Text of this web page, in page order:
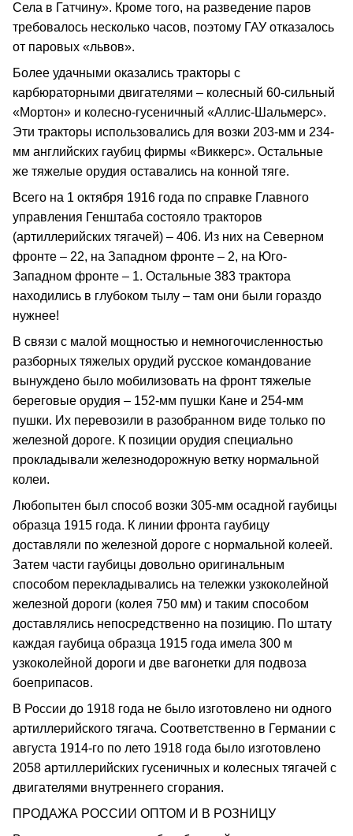
Села в Гатчину». Кроме того, на разведение паров
требовалось несколько часов, поэтому ГАУ отказалось
от паровых «львов».
Более удачными оказались тракторы с
карбюраторными двигателями – колесный 60-сильный
«Мортон» и колесно-гусеничный «Аллис-Шальмерс».
Эти тракторы использовались для возки 203-мм и 234-
мм английских гаубиц фирмы «Виккерс». Остальные
же тяжелые орудия оставались на конной тяге.
Всего на 1 октября 1916 года по справке Главного
управления Генштаба состояло тракторов
(артиллерийских тягачей) – 406. Из них на Северном
фронте – 22, на Западном фронте – 2, на Юго-
Западном фронте – 1. Остальные 383 трактора
находились в глубоком тылу – там они были гораздо
нужнее!
В связи с малой мощностью и немногочисленностью
разборных тяжелых орудий русское командование
вынуждено было мобилизовать на фронт тяжелые
береговые орудия – 152-мм пушки Кане и 254-мм
пушки. Их перевозили в разобранном виде только по
железной дороге. К позиции орудия специально
прокладывали железнодорожную ветку нормальной
колеи.
Любопытен был способ возки 305-мм осадной гаубицы
образца 1915 года. К линии фронта гаубицу
доставляли по железной дороге с нормальной колеей.
Затем части гаубицы довольно оригинальным
способом перекладывались на тележки узкоколейной
железной дороги (колея 750 мм) и таким способом
доставлялись непосредственно на позицию. По штату
каждая гаубица образца 1915 года имела 300 м
узкоколейной дороги и две вагонетки для подвоза
боеприпасов.
В России до 1918 года не было изготовлено ни одного
артиллерийского тягача. Соответственно в Германии с
августа 1914-го по лето 1918 года было изготовлено
2058 артиллерийских гусеничных и колесных тягачей с
двигателями внутреннего сгорания.
ПРОДАЖА РОССИИ ОПТОМ И В РОЗНИЦУ